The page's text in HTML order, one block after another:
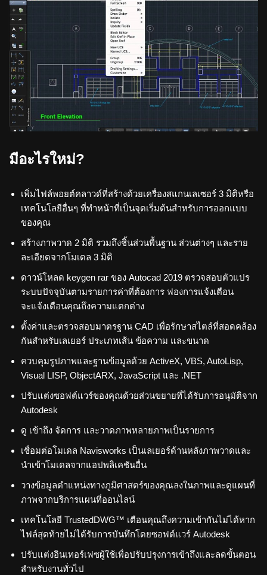
มีอะไรใหม่?
เพิ่มไฟล์พอยต์คลาวด์ที่สร้างด้วยเครื่องสแกนเลเซอร์ 3 มิติหรือ
เทคโนโลยีอื่นๆ ที่ทำหน้าที่เป็นจุดเริ่มต้นสำหรับการออกแบบ
ของคุณ
สร้างภาพวาด 2 มิติ รวมถึงชิ้นส่วนพื้นฐาน ส่วนต่างๆ และราย
ละเอียดจากโมเดล 3 มิติ
ดาวน์โหลด keygen rar ของ Autocad 2019 ตรวจสอบตัวแปร
ระบบปัจจุบันตามรายการค่าที่ต้องการ ฟองการแจ้งเตือน
จะแจ้งเตือนคุณถึงความแตกต่าง
ตั้งค่าและตรวจสอบมาตรฐาน CAD เพื่อรักษาสไตล์ที่สอดคล้อง
กันสำหรับเลเยอร์ ประเภทเส้น ข้อความ และขนาด
ควบคุมรูปภาพและฐานข้อมูลด้วย ActiveX, VBS, AutoLisp,
Visual LISP, ObjectARX, JavaScript และ .NET
ปรับแต่งซอฟต์แวร์ของคุณด้วยส่วนขยายที่ได้รับการอนุมัติจาก
Autodesk
ดู เข้าถึง จัดการ และวาดภาพหลายภาพเป็นรายการ
เชื่อมต่อโมเดล Navisworks เป็นเลเยอร์ด้านหลังภาพวาดและ
นำเข้าโมเดลจากแอปพลิเคชันอื่น
วางข้อมูลตำแหน่งทางภูมิศาสตร์ของคุณลงในภาพและดูแผนที่
ภาพจากบริการแผนที่ออนไลน์
เทคโนโลยี TrustedDWG™ เตือนคุณถึงความเข้ากันไม่ได้หาก
ไฟล์สุดท้ายไม่ได้รับการบันทึกโดยซอฟต์แวร์ Autodesk
ปรับแต่งอินเทอร์เฟซผู้ใช้เพื่อปรับปรุงการเข้าถึงและลดขั้นตอน
สำหรับงานทั่วไป